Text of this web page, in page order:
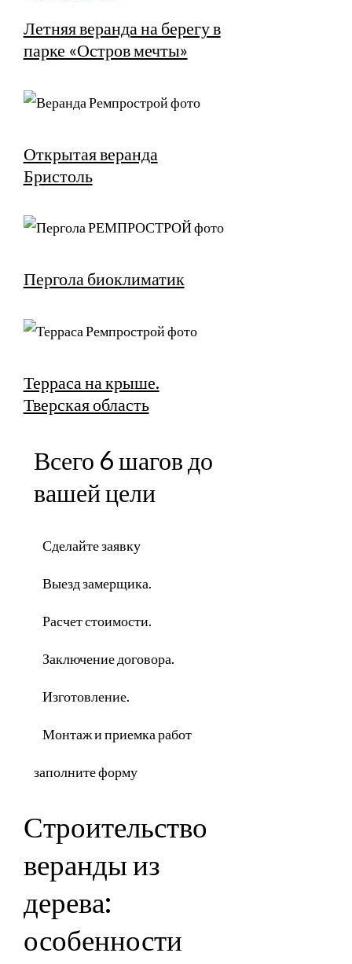
Летняя веранда на берегу в
парке «Остров мечты»
Открытая веранда
Бристоль
Пергола биоклиматик
Терраса на крыше.
Тверская область
Всего 6 шагов до
вашей цели
Сделайте заявку
Выезд замерщика.
Расчет стоимости.
Заключение договора.
Изготовление.
Монтаж и приемка работ
заполните форму
Строительство
веранды из
дерева:
особенности